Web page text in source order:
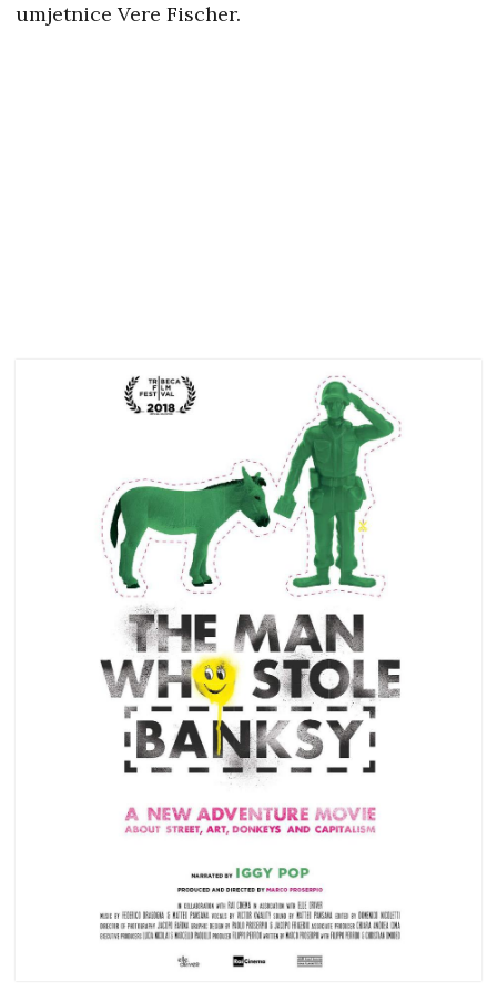
umjetnice Vere Fischer.